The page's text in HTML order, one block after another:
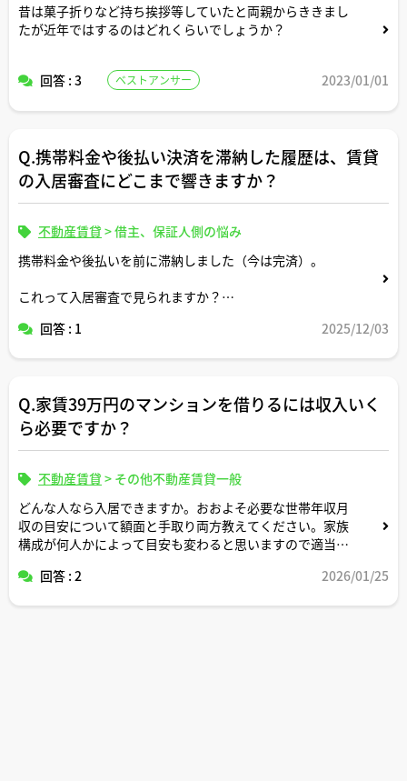
昔は菓子折りなど持ち挨拶等していたと両親からききまし
たが近年ではするのはどれくらいでしょうか？
回答 : 3 ベストアンサー 2023/01/01
Q.携帯料金や後払い決済を滞納した履歴は、賃貸
の入居審査にどこまで響きますか？
不動産賃貸 >借主、保証人側の悩み
携帯料金や後払いを前に滞納しました（今は完済）。
これって入居審査で見られますか？
回答 : 1 2025/12/03
Q.家賃39万円のマンションを借りるには収入いく
ら必要ですか？
不動産賃貸 > その他不動産賃貸一般
どんな人なら入居できますか。おおよそ必要な世帯年収月
収の目安について額面と手取り両方教えてください。家族
構成が何人かによって目安も変わると思いますので適当な
回答 : 2 2026/01/25